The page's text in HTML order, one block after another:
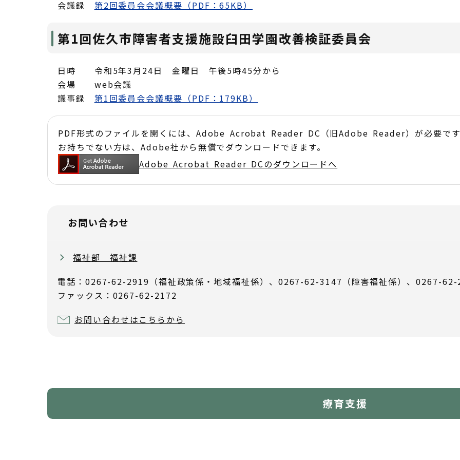
会議録 第2回委員会会議概要（PDF：65KB）
第1回佐久市障害者支援施設臼田学園改善検証委員会
日時 令和5年3月24日 金曜日 午後5時45分から
会場 web会議
議事録 第1回委員会会議概要（PDF：179KB）
PDF形式のファイルを開くには、Adobe Acrobat Reader DC（旧Adobe Reader）が必要で
お持ちでない方は、Adobe社から無償でダウンロードできます。
Adobe Acrobat Reader DCのダウンロードへ
お問い合わせ
福祉部 福祉課
電話：0267-62-2919（福祉政策係・地域福祉係）、0267-62-3147（障害福祉係）、0267-
ファックス：0267-62-2172
お問い合わせはこちらから
療育支援